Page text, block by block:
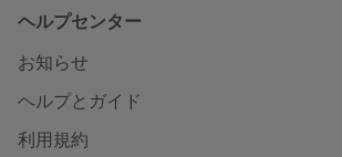
ヘルプセンター
お知らせ
ヘルプとガイド
利用規約